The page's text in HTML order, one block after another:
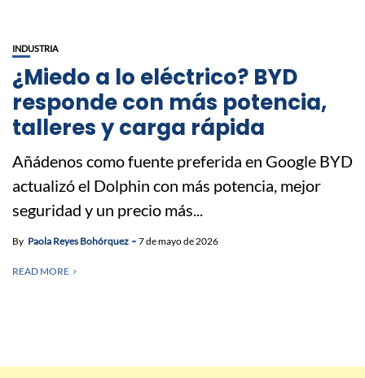
INDUSTRIA
¿Miedo a lo eléctrico? BYD
responde con más potencia,
talleres y carga rápida
Añádenos como fuente preferida en Google BYD
actualizó el Dolphin con más potencia, mejor
seguridad y un precio más...
By Paola Reyes Bohórquez 7 de mayo de 2026
READ MORE